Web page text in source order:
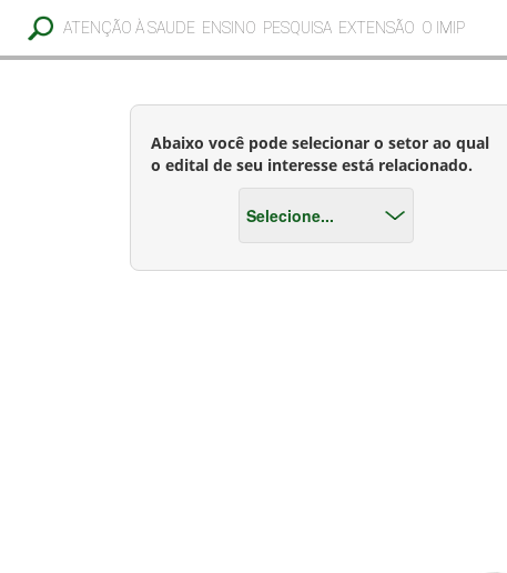
ATENÇÃO À SAUDE ENSINO PESQUISA EXTENSÃO O IMIP
Abaixo você pode selecionar o setor ao qual
o edital de seu interesse está relacionado.